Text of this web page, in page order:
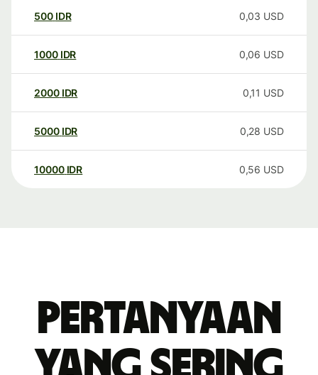
500 IDR 0,03 USD
1000 IDR 0,06 USD
2000 IDR 0,11 USD
5000 IDR 0,28 USD
10000 IDR 0,56 USD
Pertanyaan